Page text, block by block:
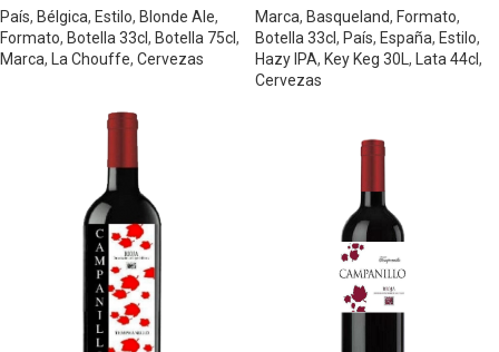
País, Bélgica, Estilo, Blonde Ale,
Formato, Botella 33cl, Botella 75cl,
Marca, La Chouffe, Cervezas
Marca, Basqueland, Formato,
Botella 33cl, País, España, Estilo,
Hazy IPA, Key Keg 30L, Lata 44cl,
Cervezas